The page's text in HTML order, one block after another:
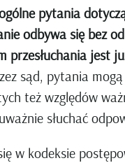
pytania
odbywa się bez
jest
sąd, pytania
też względów
słuchać
w kodeksie